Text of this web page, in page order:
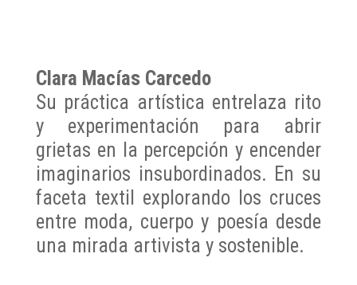
Clara Macías Carcedo
Su práctica artística entrelaza rito
y experimentación para abrir
grietas en la percepción y encender
imaginarios insubordinados. En su
faceta textil explorando los cruces
entre moda, cuerpo y poesía desde
una mirada artivista y sostenible.